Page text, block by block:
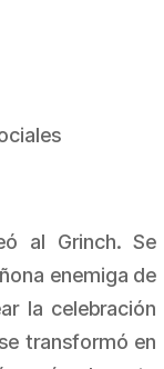
al Grinch. Se
enemiga de
la celebración
transformó en